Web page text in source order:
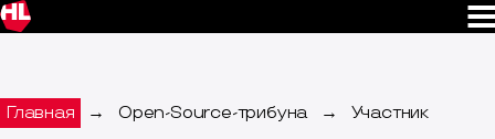
Главная → Open-Source-трибуна → Участник